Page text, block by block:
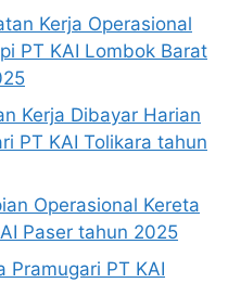
Kerja Operasional
PT KAI Lombok Barat
Kerja Dibayar Harian
PT KAI Tolikara tahun
Operasional Kereta
Paser tahun 2025
Pramugari PT KAI